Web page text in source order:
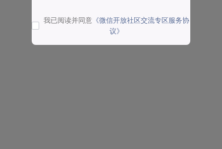
我已阅读并同意 《微信开放社区交流专区服务协
议》